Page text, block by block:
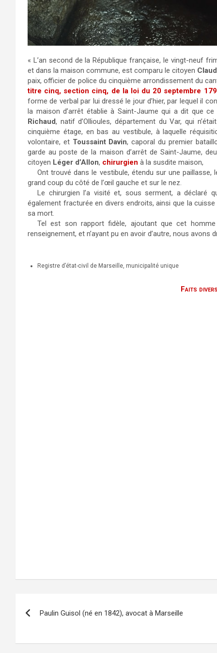
« L’an second de la République française, le vingt-neuf
et dans la maison commune, est comparu le citoyen
paix, officier de police du cinquième arrondissement du
titre cinq, section cinq, de la loi du 20 septembre
forme de verbal par lui dressé le jour d’hier, par lequel il
la maison d’arrêt établie à Saint-Jaume qui a dit que
Richaud, natif d’Ollioules, département du Var, qui
cinquième étage, en bas au vestibule, à laquelle
volontaire, et Toussaint Davin, caporal du premier
garde au poste de la maison d’arrêt de Saint-Jaume,
citoyen Léger d’Allon, chirurgien à la susdite maison,
Ont trouvé dans le vestibule, étendu sur une
grand coup du côté de l’œil gauche et sur le nez.
Le chirurgien l’a visité et, sous serment, a déclaré
également fracturée en divers endroits, ainsi que la
sa mort.
Tel est son rapport fidèle, ajoutant que cet homme
renseignement, et n’ayant pu en avoir d’autre, nous
Registre d’état-civil de Marseille, municipalité unique
Faits
Navigation
Paulin Guisol (né en 1842), avocat à Marseille